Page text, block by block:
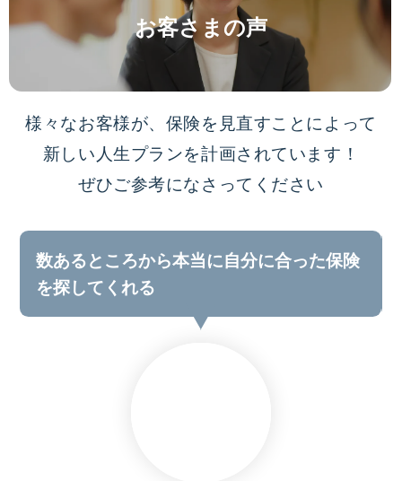
お客さまの声
様々なお客様が、保険を見直すことによって
新しい人生プランを計画されています！
ぜひご参考になさってください
数あるところから本当に自分に合った保険
を探してくれる